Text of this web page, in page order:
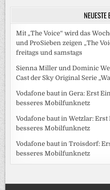
NEUESTE
Mit „The Voice“ wird das
und ProSieben zeigen „The
freitags und samstags
Sienna Miller und Dominic
Cast der Sky Original Serie
Vodafone baut in Gera: Erst
besseres Mobilfunknetz
Vodafone baut in Wetzlar:
besseres Mobilfunknetz
Vodafone baut in Troisdorf:
besseres Mobilfunknetz